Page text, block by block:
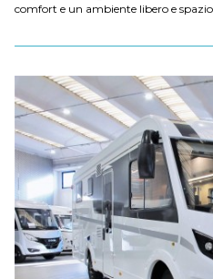
comfort e un ambiente libero e